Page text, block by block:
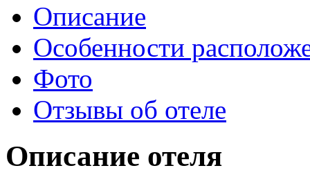
Описание
Особенности
Фото
Отзывы об отеле
Описание отеля